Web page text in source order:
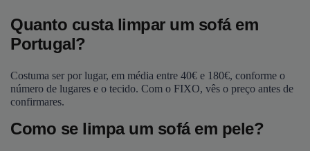
Quanto custa limpar um sofá em
Portugal?
Costuma ser por lugar, em média entre 40€ e 180€, conforme o
número de lugares e o tecido. Com o FIXO, vês o preço antes de
confirmares.
Como se limpa um sofá em pele?